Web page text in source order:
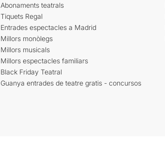
Abonaments teatrals
Tiquets Regal
Entrades espectacles a Madrid
Millors monòlegs
Millors musicals
Millors espectacles familiars
Black Friday Teatral
Guanya entrades de teatre gratis - concursos